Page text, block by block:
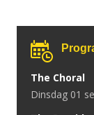
The Choral
dinsdag 01